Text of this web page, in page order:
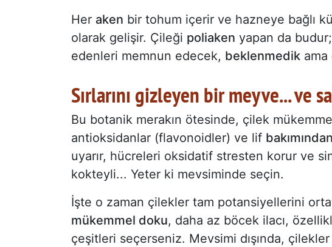
Her aken bir tohum içerir ve hazneye bağlı
olarak gelişir. Çileği poliaken yapan da
edenleri memnun edecek, beklenmedik
Sırlarını gizleyen bir meyve... ve
Bu botanik merakın ötesinde, çilek
antioksidanlar (flavonoidler) ve lif
uyarır, hücreleri oksidatif stresten korur ve
kokteyli... Yeter ki mevsiminde seçin.
İşte o zaman çilekler tam potansiyellerini
mükemmel doku, daha az böcek ilacı,
çeşitleri seçerseniz. Mevsimi dışında,